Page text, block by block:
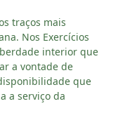
traços mais
Nos Exercícios
interior que
a vontade de
que
a serviço da